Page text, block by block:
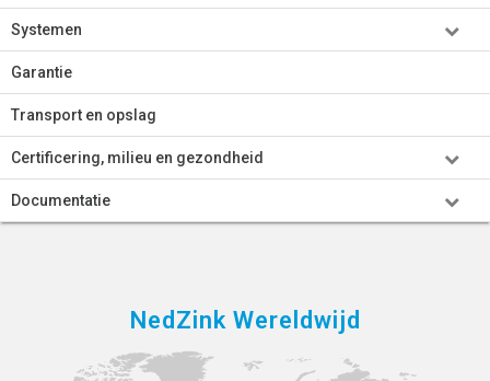
Systemen
Garantie
Transport en opslag
Certificering, milieu en gezondheid
Documentatie
NedZink Wereldwijd